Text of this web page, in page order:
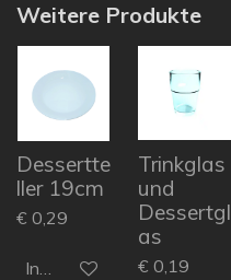
Weitere Produkte
Dessertte
ller 19cm
€ 0,29
In den Warenkorb
Trinkglas
und
Dessertgl
as
€ 0,19